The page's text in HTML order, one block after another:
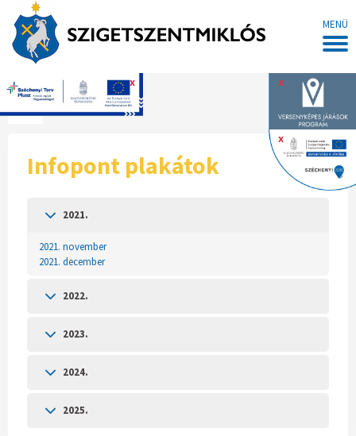
MENÜ
x
x
x
Főoldal
Infopont plakátok
2021.
2021. november
2021. december
2022.
2023.
2024.
2025.